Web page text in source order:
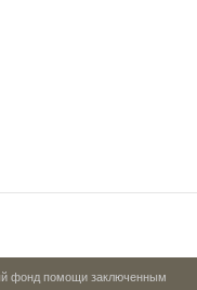
фонд помощи заключенным